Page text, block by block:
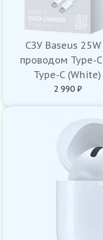
СЗУ Baseus 25W
проводом Type-
Type-C (White)
2 990 ₽